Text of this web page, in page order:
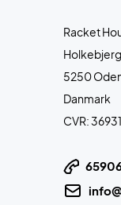
Racket
5250
Danmark
CVR: